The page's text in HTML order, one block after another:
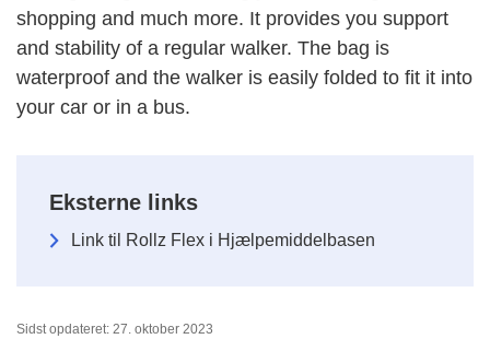
shopping and much more. It provides you support
and stability of a regular walker. The bag is
waterproof and the walker is easily folded to fit it into
your car or in a bus.
Eksterne links
Link til Rollz Flex i Hjælpemiddelbasen
Sidst opdateret: 27. oktober 2023